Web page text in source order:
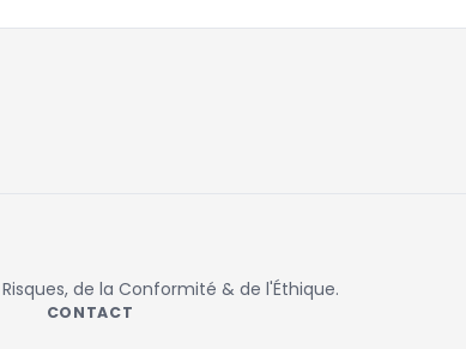
de la Conformité & de l'Éthique.
CONTACT